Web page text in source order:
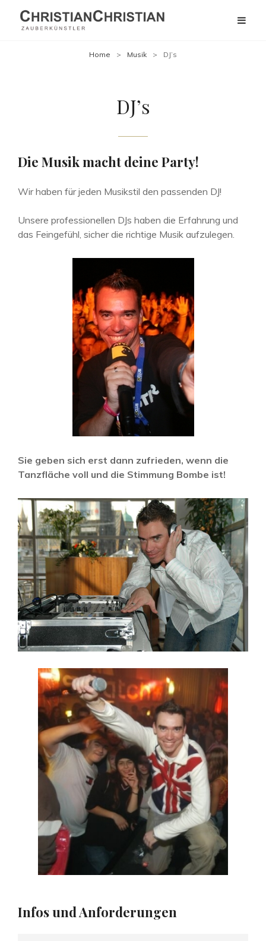
Home > Musik > DJ’s
DJ’s
Die Musik macht deine Party!
Wir haben für jeden Musikstil den passenden DJ!
Unsere professionellen DJs haben die Erfahrung und
das Feingefühl, sicher die richtige Musik aufzulegen.
Sie geben sich erst dann zufrieden, wenn die
Tanzfläche voll und die Stimmung Bombe ist!
Infos und Anforderungen